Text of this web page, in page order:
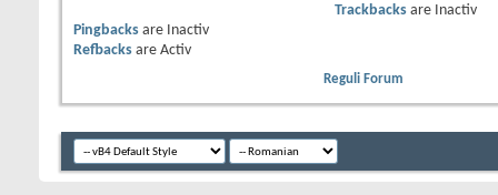
Trackbacksare
Inactiv
Pingbacks are
Inactiv
Refbacks are Activ
Reguli Forum